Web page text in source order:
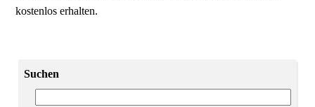
kostenlos erhalten.
Suchen